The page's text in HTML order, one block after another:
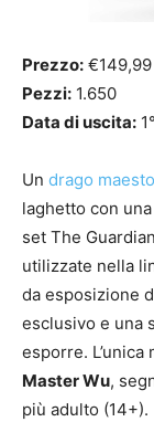
Prezzo: €149,99
Pezzi: 1.650
Data di uscita:
Un drago
laghetto con
set The
utilizzate nella
da esposizione
esclusivo e una
esporre.
Master Wu,
più adulto (14+).